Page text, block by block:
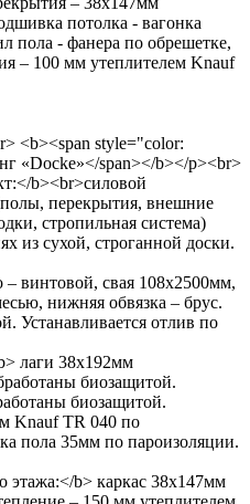
потолка - вагонка
пола - фанера по обрешетке,
– 100 мм утеплителем Knauf
<b><span style="color:
«Docke»</span></b></p><br>
b><br>силовой
перекрытия, внешние
стропильная система)
из сухой, строганной доски.
винтовой, свая 108х2500мм,
нижняя обвязка – брус.
Устанавливается отлив по
лаги 38х192мм
биозащитой.
биозащитой.
Knauf TR 040 по
пола 35мм по пароизоляции.
b> каркас 38х147мм